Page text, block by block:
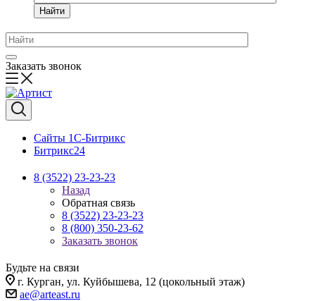
Найти
Заказать звонок
Сайты 1С-Битрикс
Битрикс24
8 (3522) 23-23-23
Назад
Обратная связь
8 (3522) 23-23-23
8 (800) 350-23-62
Заказать звонок
Будьте на связи
г. Курган, ул. Куйбышева, 12 (цокольный этаж)
ae@arteast.ru